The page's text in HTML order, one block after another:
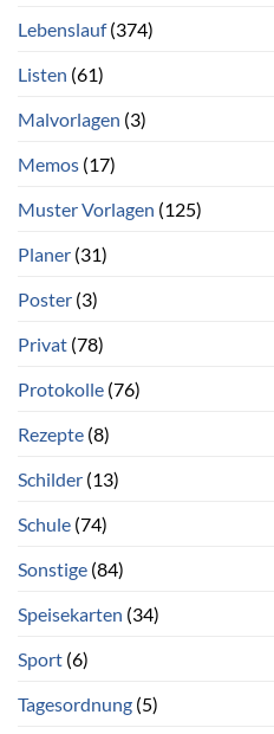
Lebenslauf(374)
Listen (61)
Malvorlagen (3)
Memos (17)
Muster Vorlagen (125)
Planer (31)
Poster (3)
Privat (78)
Protokolle (76)
Rezepte (8)
Schilder (13)
Schule (74)
Sonstige (84)
Speisekarten (34)
Sport (6)
Tagesordnung (5)